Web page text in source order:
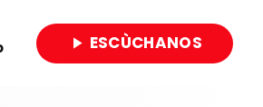
play_arrow ESCÙCHANOS